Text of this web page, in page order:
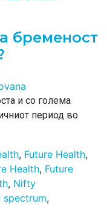
бременост
и со голема
период во
, Future Health,
Health, Future
, Nifty
spectrum,